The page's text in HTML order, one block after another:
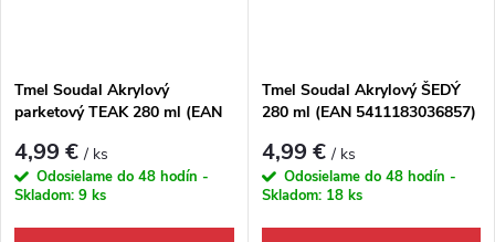
Tmel Soudal Akrylový
parketový TEAK 280 ml (EAN
4,99 €/ ks
Odosielame do 48 hodín -
Skladom: 9 ks
Tmel Soudal Akrylový ŠEDÝ
280 ml (EAN 5411183036857)
4,99 €/ ks
Odosielame do 48 hodín -
Skladom: 18 ks